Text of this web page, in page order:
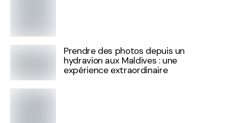
Prendre des photos depuis un
hydravion aux Maldives : une
expérience extraordinaire